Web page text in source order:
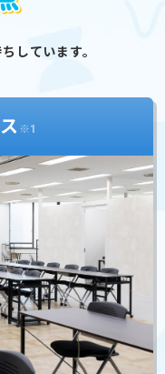
しています。
※1